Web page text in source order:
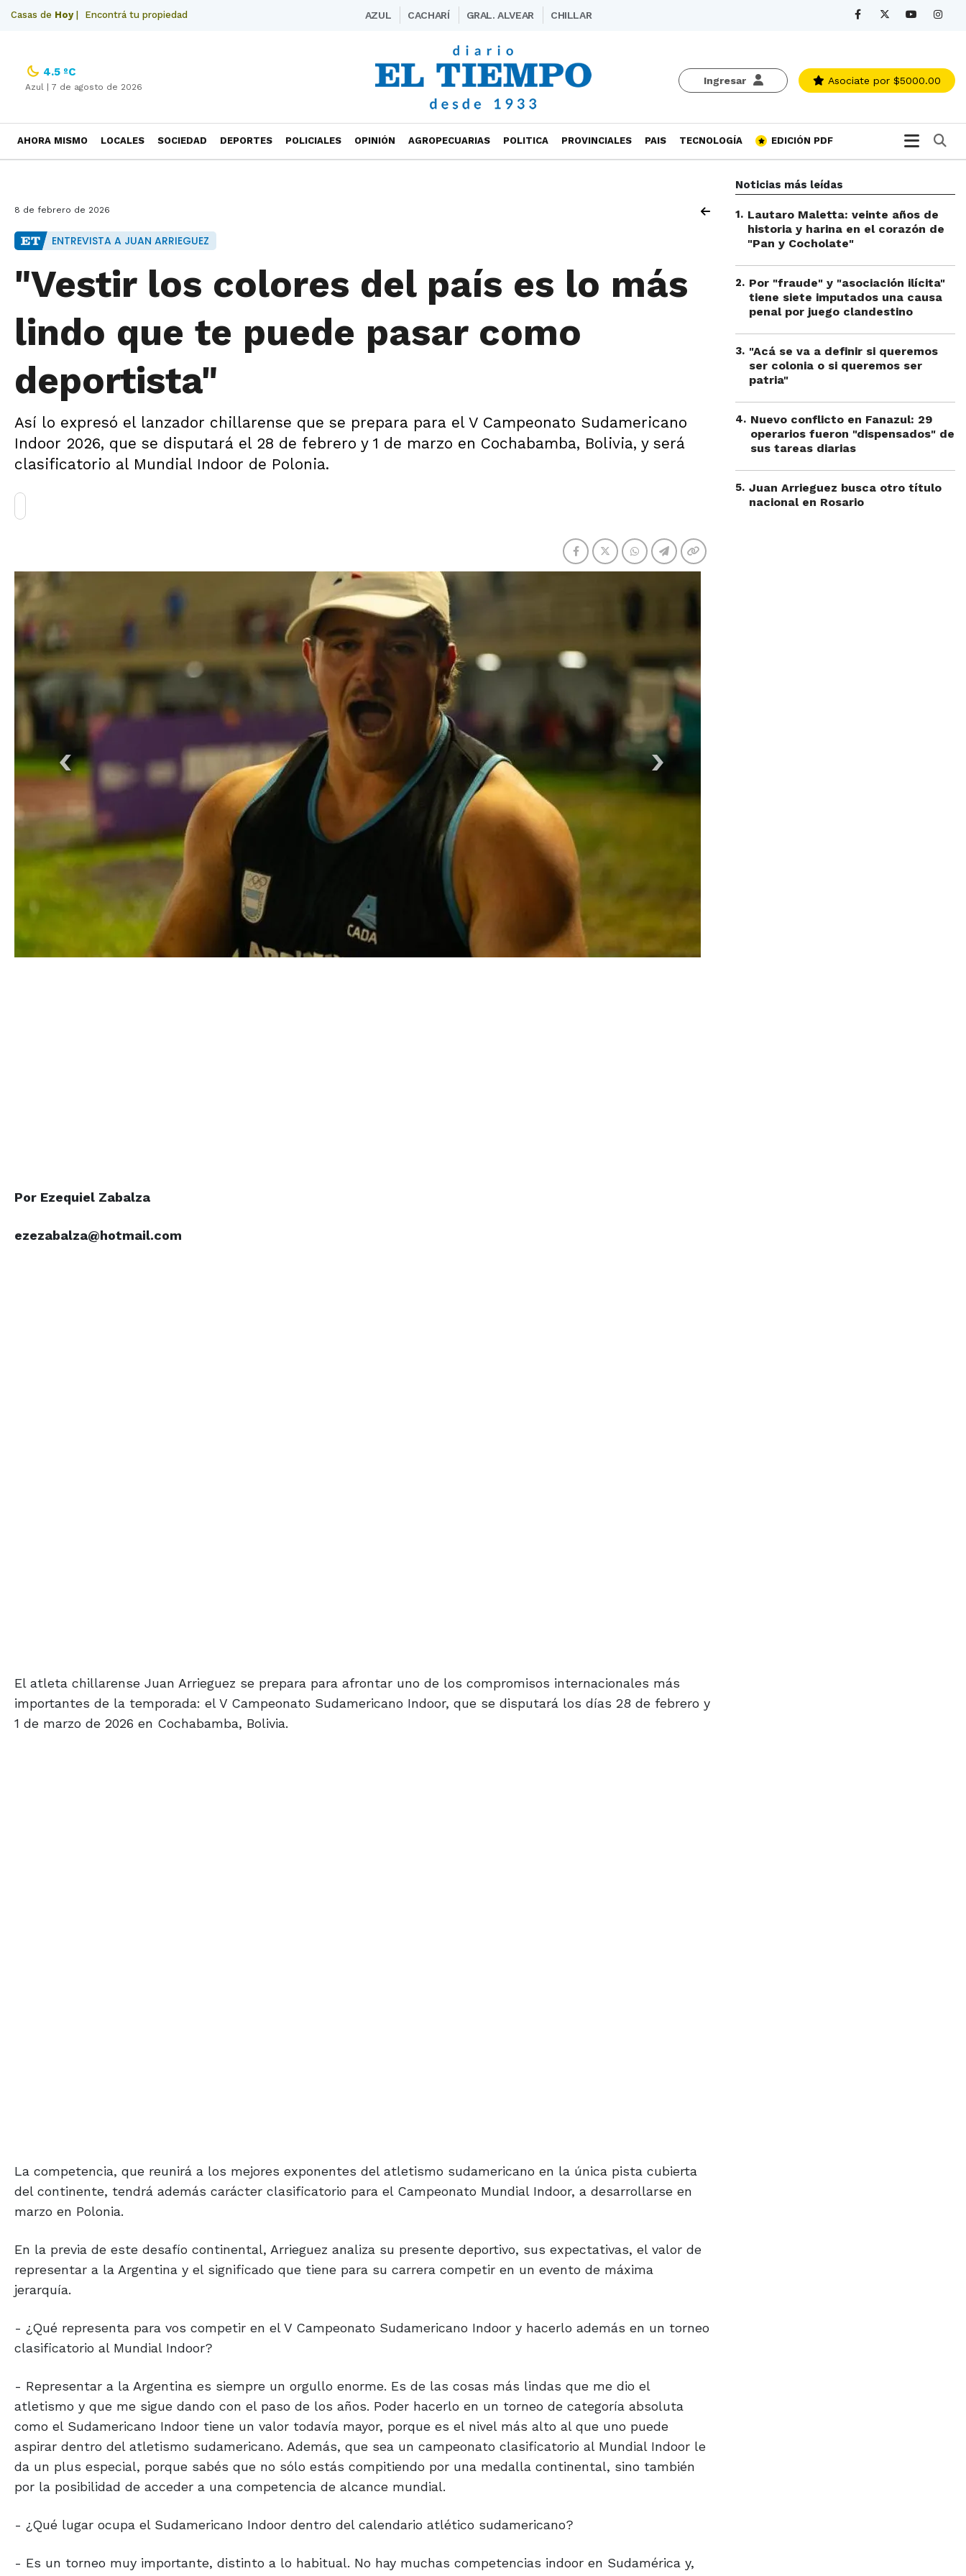
Casas de Hoy| Encontrá tu propiedad AZUL CACHARÍ GRAL. ALVEAR CHILLAR
Ingresar Asociate por $5000.00
4.5 ºC
Azul | 7 de agosto de 2026
AHORA MISMO LOCALES SOCIEDAD DEPORTES POLICIALES OPINIÓN AGROPECUARIAS POLITICA PROVINCIALES PAIS TECNOLOGÍA EDICIÓN PDF
8 de febrero de 2026
ENTREVISTA A JUAN ARRIEGUEZ
"Vestir los colores del país es lo más
lindo que te puede pasar como
deportista"
Así lo expresó el lanzador chillarense que se prepara para el V Campeonato Sudamericano
Indoor 2026, que se disputará el 28 de febrero y 1 de marzo en Cochabamba, Bolivia, y será
clasificatorio al Mundial Indoor de Polonia.
Por Ezequiel Zabalza
ezezabalza@hotmail.com
El atleta chillarense Juan Arrieguez se prepara para afrontar uno de los compromisos internacionales más
importantes de la temporada: el V Campeonato Sudamericano Indoor, que se disputará los días 28 de febrero y
1 de marzo de 2026 en Cochabamba, Bolivia.
La competencia, que reunirá a los mejores exponentes del atletismo sudamericano en la única pista cubierta
del continente, tendrá además carácter clasificatorio para el Campeonato Mundial Indoor, a desarrollarse en
marzo en Polonia.
En la previa de este desafío continental, Arrieguez analiza su presente deportivo, sus expectativas, el valor de
representar a la Argentina y el significado que tiene para su carrera competir en un evento de máxima
jerarquía.
- ¿Qué representa para vos competir en el V Campeonato Sudamericano Indoor y hacerlo además en un torneo
clasificatorio al Mundial Indoor?
- Representar a la Argentina es siempre un orgullo enorme. Es de las cosas más lindas que me dio el
atletismo y que me sigue dando con el paso de los años. Poder hacerlo en un torneo de categoría absoluta
como el Sudamericano Indoor tiene un valor todavía mayor, porque es el nivel más alto al que uno puede
aspirar dentro del atletismo sudamericano. Además, que sea un campeonato clasificatorio al Mundial Indoor le
da un plus especial, porque sabés que no sólo estás compitiendo por una medalla continental, sino también
por la posibilidad de acceder a una competencia de alcance mundial.
- ¿Qué lugar ocupa el Sudamericano Indoor dentro del calendario atlético sudamericano?
- Es un torneo muy importante, distinto a lo habitual. No hay muchas competencias indoor en Sudamérica y,
Noticias más leídas
1. Lautaro Maletta: veinte años de
historia y harina en el corazón de
"Pan y Cocholate"
2. Por "fraude" y "asociación ilícita"
tiene siete imputados una causa
penal por juego clandestino
3. "Acá se va a definir si queremos
ser colonia o si queremos ser
patria"
4. Nuevo conflicto en Fanazul: 29
operarios fueron "dispensados" de
sus tareas diarias
5. Juan Arrieguez busca otro título
nacional en Rosario